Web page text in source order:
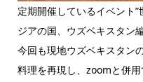
定期開催しているイベント
ジアの国、ウズベキスタン
今回も現地ウズベキスタン
料理を再現し、zoomと併用